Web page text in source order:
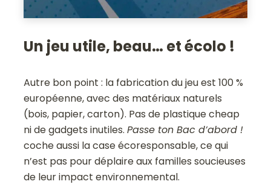
Un jeu utile, beau… et écolo !
Autre bon point : la fabrication du jeu est 100 %
européenne, avec des matériaux naturels
(bois, papier, carton). Pas de plastique cheap
ni de gadgets inutiles.Passe ton Bac d’abord !
coche aussi la case écoresponsable, ce qui
n’est pas pour déplaire aux familles soucieuses
de leur impact environnemental.